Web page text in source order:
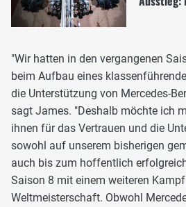
"Wir hatten in den vergangenen
beim Aufbau eines
die Unterstützung von Mercedes-
sagt James. "Deshalb möchte ich
ihnen für das Vertrauen und die
sowohl auf unserem bisherigen
auch bis zum hoffentlich
Saison 8 mit einem weiteren
Weltmeisterschaft. Obwohl